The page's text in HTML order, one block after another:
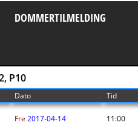
DOMMERTILMELDING
P10
Dato Tid
Fre 2017-04-14 11:00